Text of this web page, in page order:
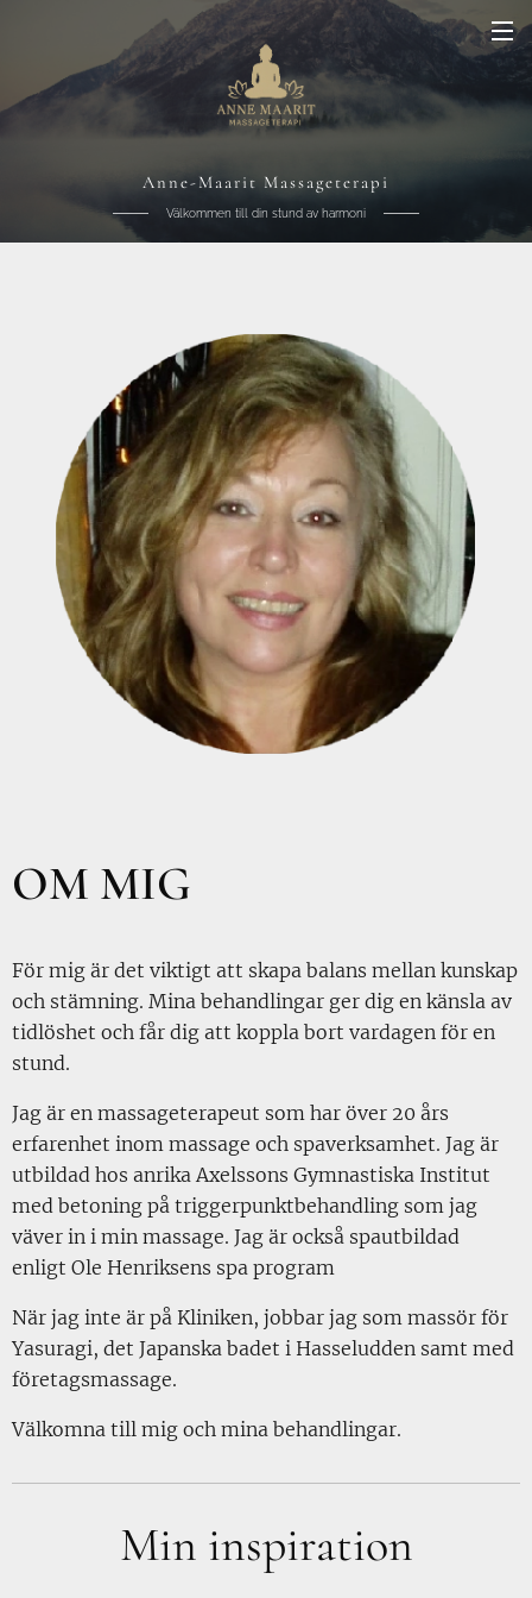
Anne-Maarit Massageterapi
Välkommen till din stund av harmoni
OM MIG
För mig är det viktigt att skapa balans mellan kunskap
och stämning. Mina behandlingar ger dig en känsla av
tidlöshet och får dig att koppla bort vardagen för en
stund.
Jag är en massageterapeut som har över 20 års
erfarenhet inom massage och spaverksamhet. Jag är
utbildad hos anrika Axelssons Gymnastiska Institut
med betoning på triggerpunktbehandling som jag
väver in i min massage. Jag är också spautbildad
enligt Ole Henriksens spa program
När jag inte är på Kliniken, jobbar jag som massör för
Yasuragi, det Japanska badet i Hasseludden samt med
företagsmassage.
Välkomna till mig och mina behandlingar.
Min inspiration